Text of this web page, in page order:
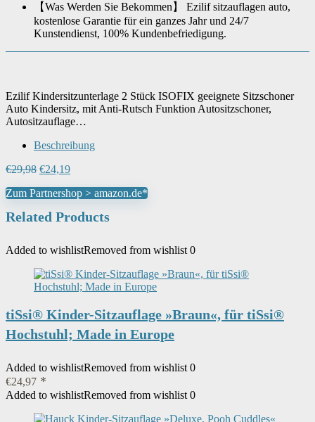
【Was Werden Sie Bekommen】 Ezilif sitzauflagen auto,
kostenlose Garantie für ein ganzes Jahr und 24/7
Kunstendienst, 100% Kundenbefriedigung.
Ezilif Kindersitzunterlage 2 Stück ISOFIX geeignete Sitzschoner
Auto Kindersitz, mit Anti-Rutsch Funktion Autositzschoner,
Autositzauflage…
Beschreibung
€29,98 Ursprünglicher
war:
€24,19Aktueller
ist:
Zum Partnershop > amazon.de*
Related Products
Added to wishlistRemoved from wishlist 0
tiSsi® Kinder-Sitzauflage »Braun«, für tiSsi®
Hochstuhl; Made in Europe
Added to wishlistRemoved from wishlist 0
€24,97
Added to wishlistRemoved from wishlist 0